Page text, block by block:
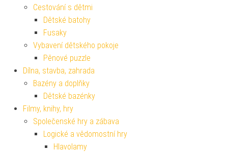
Cestování s dětmi
Dětské batohy
Fusaky
Vybavení dětského pokoje
Pěnové puzzle
Dílna, stavba, zahrada
Bazény a doplňky
Dětské bazénky
Filmy, knihy, hry
Společenské hry a zábava
Logické a vědomostní hry
Hlavolamy